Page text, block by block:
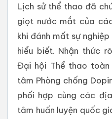
Lịch sử thể thao đã
giọt nước mắt của
khi đánh mất sự
hiểu biết. Nhận thức
Đại hội Thể thao toàn
tâm Phòng chống
phối hợp cùng các
tâm huấn luyện quốc